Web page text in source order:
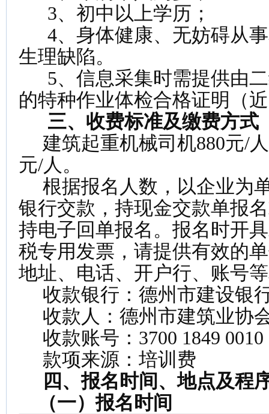
3、初中以上学历；
4、身体健康、无妨碍从事
生理缺陷。
5、信息采集时需提供由二
的特种作业体检合格证明（
三、收费标准及缴费方式
建筑起重机械司机880元/
元/人。
根据报名人数，以企业为
银行交款，持现金交款单报
持电子回单报名。报名时开
税专用发票，请提供有效的
地址、电话、开户行、账号
收款银行：德州市建设银
收款人：德州市建筑业协
收款账号：3700 1849 0010
款项来源：培训费
四、报名时间、地点及程
（一）报名时间